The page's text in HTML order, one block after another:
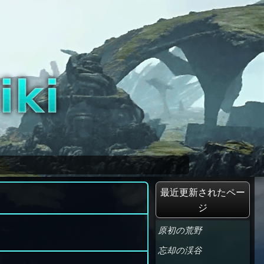
最近更新されたペー
ジ
原初の荒野
忘却の渓谷